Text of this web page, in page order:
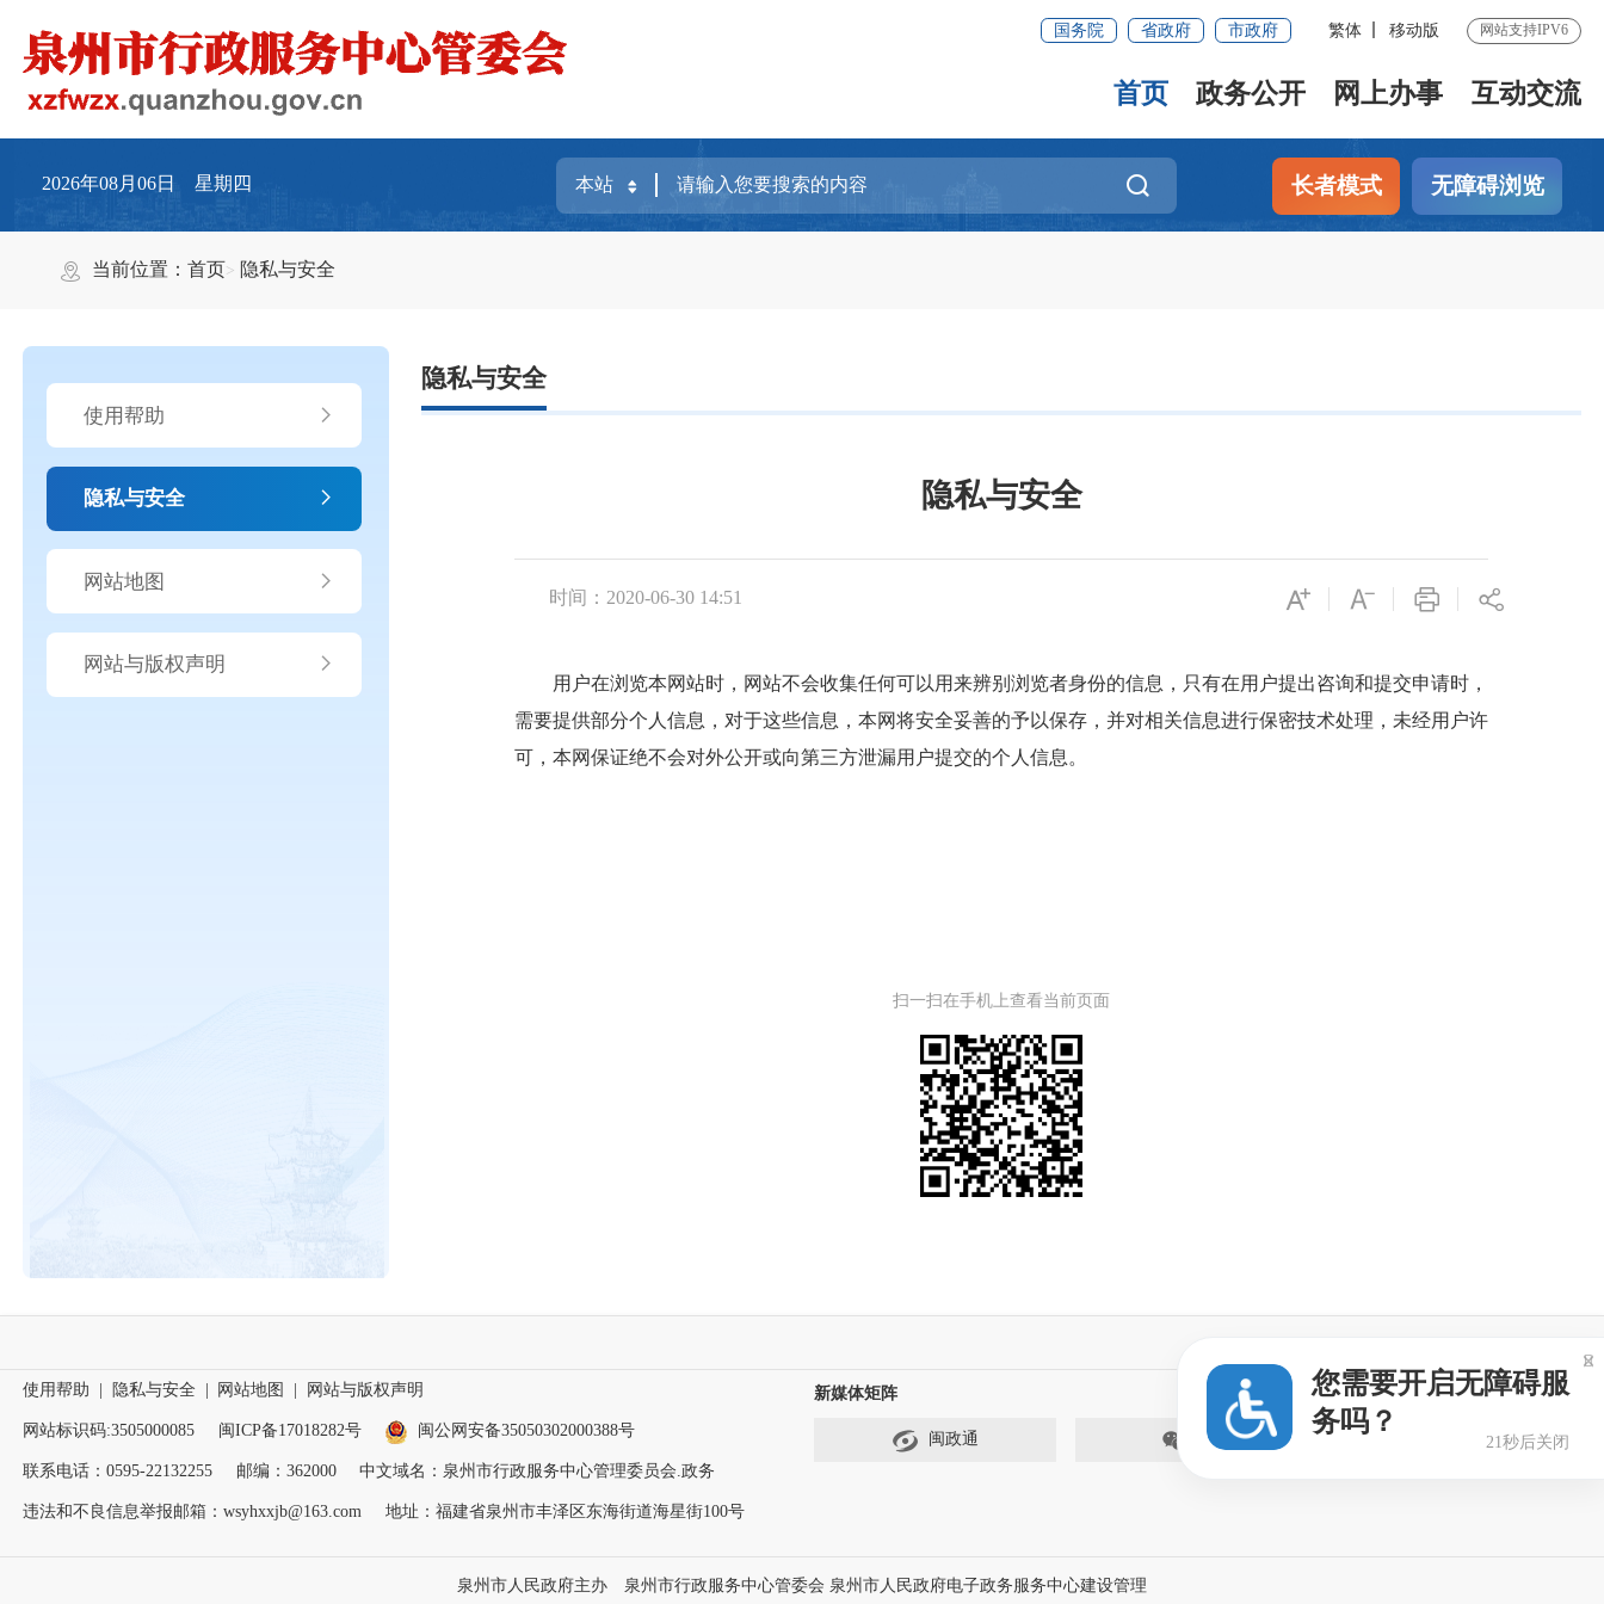
国务院 省政府 市政府 繁体 移动版 网站支持IPV6
首页 政务公开 网上办事 互动交流
2026年08月06日 星期四 长者模式 无障碍浏览
当前位置：首页 隐私与安全
使用帮助
隐私与安全
网站地图
网站与版权声明
隐私与安全
隐私与安全
时间：2020-06-30 14:51
用户在浏览本网站时，网站不会收集任何可以用来辨别浏览者身份的信息，只有在用户提出咨询和提交申请时，
需要提供部分个人信息，对于这些信息，本网将安全妥善的予以保存，并对相关信息进行保密技术处理，未经用户许
可，本网保证绝不会对外公开或向第三方泄漏用户提交的个人信息。
扫一扫在手机上查看当前页面
使用帮助 隐私与安全 网站地图 网站与版权声明
网站标识码:3505000085 闽ICP备17018282号 闽公网安备35050302000388号
联系电话：0595-22132255 邮编：362000 中文域名：泉州市行政服务中心管理委员会.政务
违法和不良信息举报邮箱：wsyhxxjb@163.com 地址：福建省泉州市丰泽区东海街道海星街100号
新媒体矩阵
闽政通 微信
泉州市人民政府主办 泉州市行政服务中心管委会 泉州市人民政府电子政务服务中心建设管理
您需要开启无障碍服
务吗？
21秒后关闭
